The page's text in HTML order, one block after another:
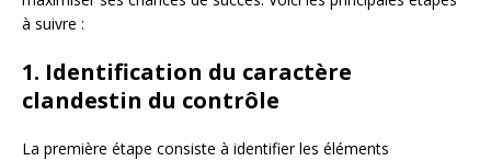
à suivre :
1. Identification du caractère
clandestin du contrôle
La première étape consiste à identifier les éléments